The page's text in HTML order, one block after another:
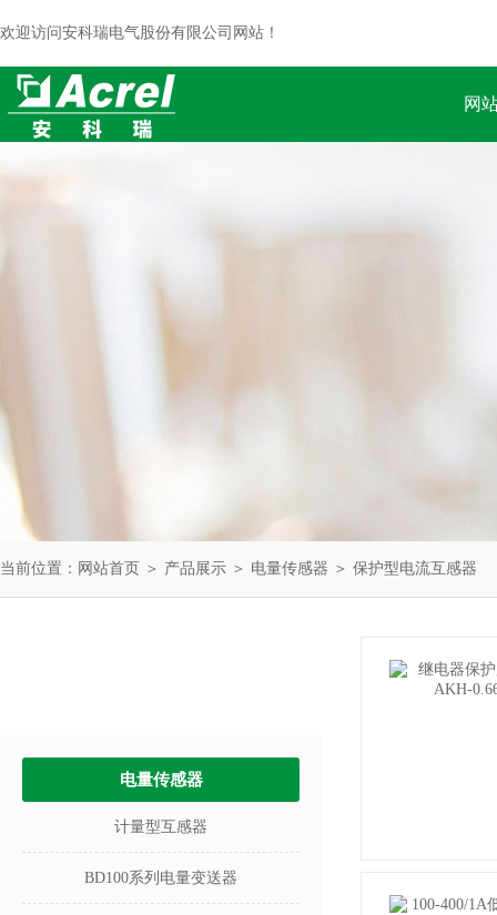
欢迎访问安科瑞电气股份有限公司网站！
网
当前位置： 网站首页 ＞ 产品展示 ＞ 电量传感器 ＞ 保护型电流互感器
电量传感器
计量型互感器
BD100系列电量变送器